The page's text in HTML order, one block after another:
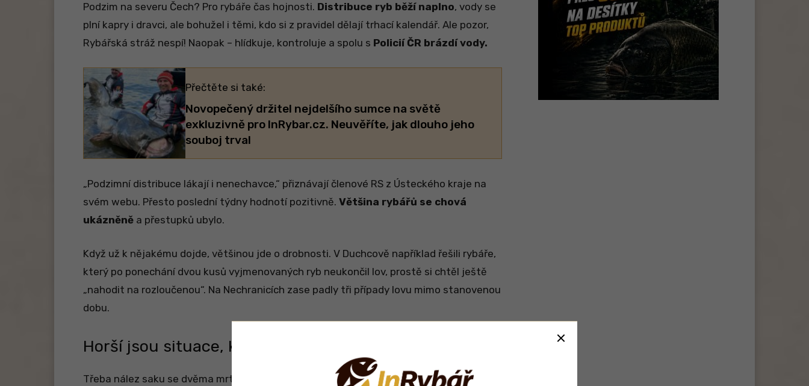
Podzim na severu Čech? Pro rybáře čas hojnosti. Distribuce ryb běží naplno, vody se
plní kapry i dravci, ale bohužel i těmi, kdo si z pravidel dělají trhací kalendář. Ale pozor,
Rybářská stráž nespí! Naopak – hlídkuje, kontroluje a spolu s Policií ČR brázdí vody.
Přečtěte si také:
Novopečený držitel nejdelšího sumce na světě
exkluzivně pro InRybar.cz. Neuvěříte, jak dlouho jeho
souboj trval
„Podzimní distribuce lákají i nenechavce,“ přiznávají členové RS z Ústeckého kraje na
svém webu. Přesto poslední týdny hodnotí pozitivně. Většina rybářů se chová
ukázněně a přestupků ubylo.
Když už k nějakému dojde, většinou jde o drobnosti. V Duchcově například řešili rybáře,
který po ponechání dvou kusů vyjmenovaných ryb neukončil lov, prostě si chtěl ještě
„nahodit na rozloučenou“. Na Nechranicích zase padly tři případy lovu mimo stanovenou
dobu.
Horší jsou situace, kdy už není koho napomenout
Třeba nález saku se dvěma mrtvými kapry ve Varvažově.Krásné ryby, 80 a 65